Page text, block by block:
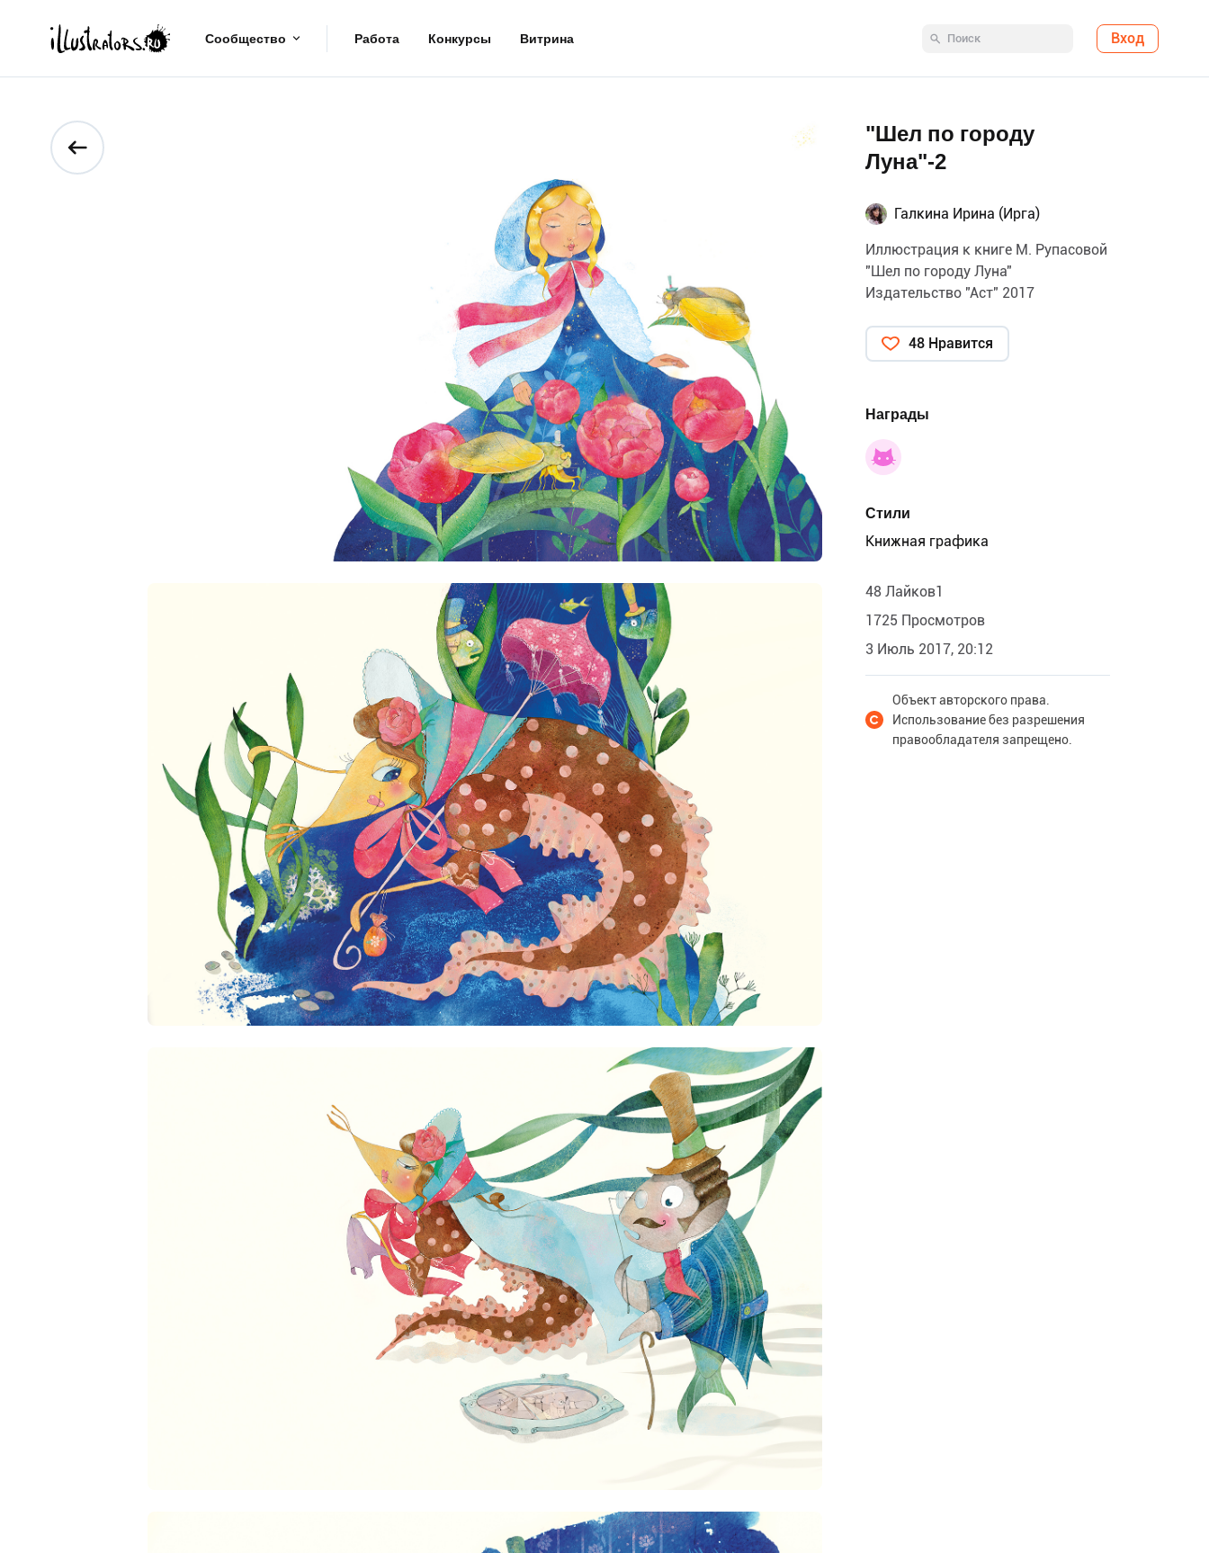
Сообщество Работа Конкурсы Витрина Вход
"Шел по городу
Луна"-2
Галкина Ирина (Ирга)
Иллюстрация к книге М. Рупасовой
"Шел по городу Луна"
Издательство "Аст" 2017
48 Нравится
Награды
Стили
Книжная графика
48 Лайков1
1725 Просмотров
3 Июль 2017, 20:12
Объект авторского права.
Использование без разрешения
правообладателя запрещено.